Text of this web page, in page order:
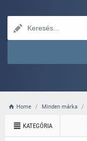
Home Minden márka
KATEGÓRIA